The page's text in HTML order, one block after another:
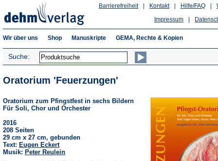
Hilfe/FAQ
Kontakt
Barrierefreiheit
Impressum
Wir über uns Shop Manuskripte GEMA, Rechte & Kopien
Suche:
Oratorium 'Feuerzungen'
Oratorium zum Pfingstfest in sechs Bildern
Für Soli, Chor und Orchester
2016
208 Seiten
29 cm x 27 cm, gebunden
Text: Eugen Eckert
Musik: Peter Reulein